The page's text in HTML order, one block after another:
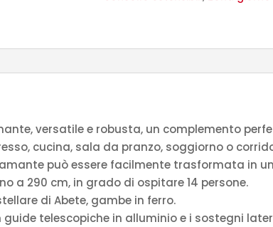
versatile e robusta, un complemento
cucina, sala da pranzo, soggiorno o
può essere facilmente trasformata in
a 290 cm, in grado di ospitare 14 persone.
di Abete, gambe in ferro.
telescopiche in alluminio e i sostegni